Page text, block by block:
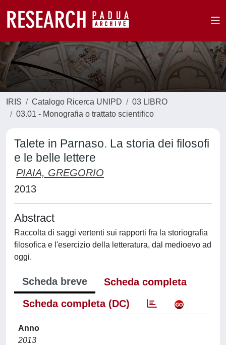
IRIS Catalogo Ricerca UNIPD
03 LIBRO
03.01 - Monografia o trattato scientifico
Talete in Parnaso. La storia dei filosofi
e le belle lettere
PIAIA, GREGORIO
2013
Abstract
Raccolta di saggi vertenti sui rapporti fra la storiografia
filosofica e l'esercizio della letteratura, dal medioevo ad
oggi.
Scheda breve
Scheda completa
Scheda completa (DC)
Anno
2013